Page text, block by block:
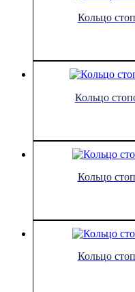
Кольцо
Кольцо
Кольцо
Кольцо